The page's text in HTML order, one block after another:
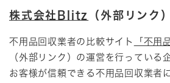
株式会社Blitz （外部リンク）
不用品回収業者の比較サイト
「不用
（外部リンク）の運営を行っている
お客様が信頼できる不用品回収業者